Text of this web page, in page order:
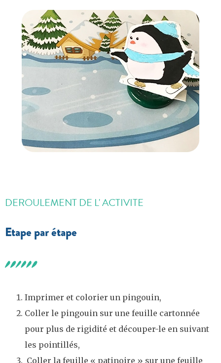
DEROULEMENT DE L' ACTIVITE
Etape par étape
Imprimer et colorier un pingouin,
Coller le pingouin sur une feuille cartonnée
pour plus de rigidité et découper-le en suivant
les pointillés,
Coller la feuille « patinoire » sur une feuille